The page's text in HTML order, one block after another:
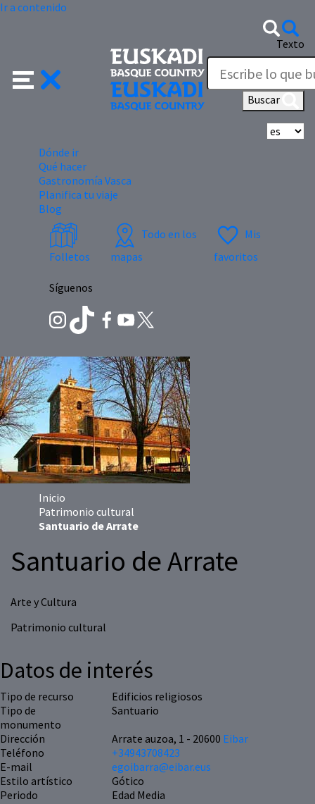
Ir a contenido
Texto
Buscar
Dónde ir
Qué hacer
Gastronomía Vasca
Planifica tu viaje
Blog
Folletos
Todo en los
mapas
Mis
favoritos
Síguenos
Inicio
Patrimonio cultural
Santuario de Arrate
Santuario de Arrate
Arte y Cultura
Patrimonio cultural
Datos de interés
Tipo de recurso
Edificios religiosos
Tipo de
monumento
Santuario
Dirección
Arrate auzoa, 1 - 20600 Eibar
Teléfono
+34943708423
E-mail
egoibarra@eibar.eus
Estilo artístico
Gótico
Periodo
Edad Media